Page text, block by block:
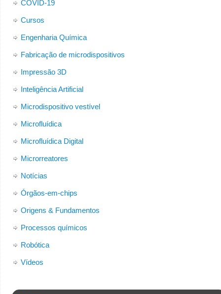
COVID-19
Cursos
Engenharia Química
Fabricação de microdispositivos
Impressão 3D
Inteligência Artificial
Microdispositivo vestível
Microfluídica
Microfluídica Digital
Microrreatores
Notícias
Órgãos-em-chips
Origens & Fundamentos
Processos químicos
Robótica
Vídeos